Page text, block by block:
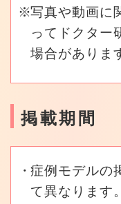
写真や動画に
ってドクター
場合がありま
掲載期間
症例モデルの
て異なります。